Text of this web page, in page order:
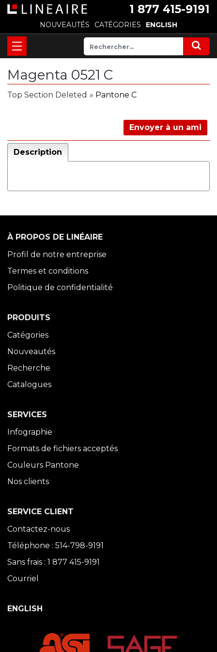
1 877 415-9191
NOUVEAUTÉS CATÉGORIES ENGLISH
Magenta 0521 C
Top Section Deleted » Pantone C
Envoyer à un ami
Description
À PROPOS DE LINÉAIRE
Profil de notre entreprise
Termes et conditions
Politique de confidentialité
PRODUITS
Catégories
Nouveautés
Recherche
Catalogues
SERVICES
Infographie
Formats de fichiers acceptés
Couleurs Pantone
Nos clients
SERVICE CLIENT
Contactez-nous
Téléphone : 514-798-9191
Sans frais : 1 877 415-9191
Courriel
ENGLISH